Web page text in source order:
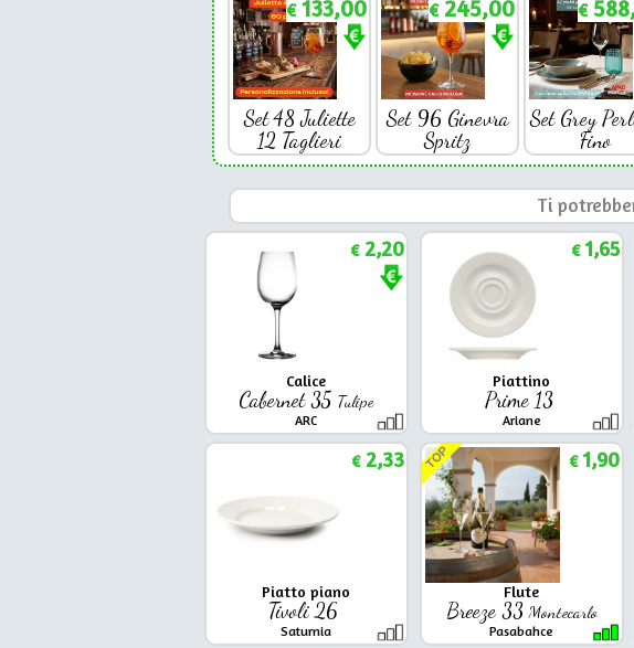
€133,00
Set 48 Juliette
12 Taglieri
€245,00
Set 96 Ginevra
Spritz
€
Set Grey
Fino
Ti
Calice
Cabernet 35 Tulipe
ARC
€2,20
Piattino
Prime 13
Ariane
€1,65
Piatto piano
Tivoli 26
Saturnia
€2,33
Flute
Breeze 33 Montecarlo
Pasabahce
TOP €1,90